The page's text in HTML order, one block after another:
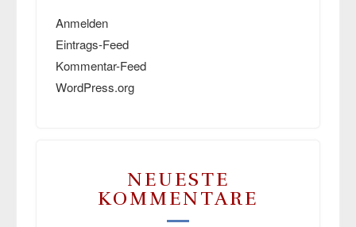
Anmelden
Eintrags-Feed
Kommentar-Feed
WordPress.org
NEUESTE
KOMMENTARE